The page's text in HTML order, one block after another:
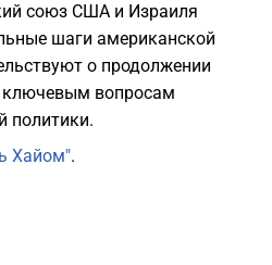
союз США и Израиля
шаги американской
о продолжении
ключевым вопросам
политики.
Хайом".